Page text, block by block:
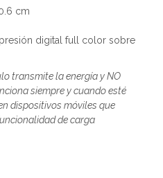
cm
digital full color sobre
transmite la energía y NO
siempre y cuando esté
dispositivos móviles que
de carga